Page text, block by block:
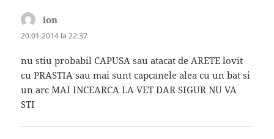
ion
20.01.2014 la 22:37
nu stiu probabil CAPUSA sau atacat de ARETE lovit
cu PRASTIA sau mai sunt capcanele alea cu un bat si
un arc MAI INCEARCA LA VET DAR SIGUR NU VA
STI